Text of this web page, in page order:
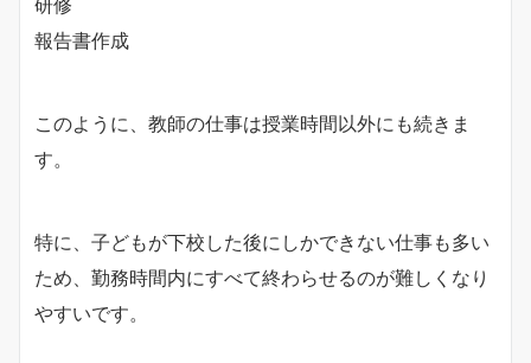
研修
報告書作成
このように、教師の仕事は授業時間以外にも続きま
す。
特に、子どもが下校した後にしかできない仕事も多い
ため、勤務時間内にすべて終わらせるのが難しくなり
やすいです。